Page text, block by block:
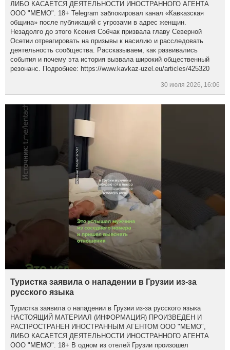
ЛИБО КАСАЕТСЯ ДЕЯТЕЛЬНОСТИ ИНОСТРАННОГО АГЕНТА
ООО "МЕМО". 18+ Telegram заблокировал канал «Кавказская
община» после публикаций с угрозами в адрес женщин.
Незадолго до этого Ксения Собчак призвала главу Северной
Осетии отреагировать на призывы к насилию и расследовать
деятельность сообщества. Рассказываем, как развивались
события и почему эта история вызвала широкий общественный
резонанс. Подробнее: https://www.kavkaz-uzel.eu/articles/425320
30 июля 2026, 16:06
Туристка заявила о нападении в Грузии из-за
русского языка
Туристка заявила о нападении в Грузии из-за русского языка
НАСТОЯЩИЙ МАТЕРИАЛ (ИНФОРМАЦИЯ) ПРОИЗВЕДЕН И
РАСПРОСТРАНЕН ИНОСТРАННЫМ АГЕНТОМ ООО "МЕМО",
ЛИБО КАСАЕТСЯ ДЕЯТЕЛЬНОСТИ ИНОСТРАННОГО АГЕНТА
ООО "МЕМО". 18+ В одном из отелей Грузии произошел